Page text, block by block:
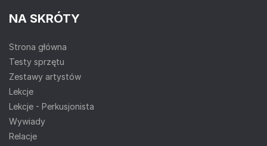
NA SKRÓTY
Strona główna
Testy sprzętu
Zestawy artystów
Lekcje
Lekcje - Perkusjonista
Wywiady
Relacje